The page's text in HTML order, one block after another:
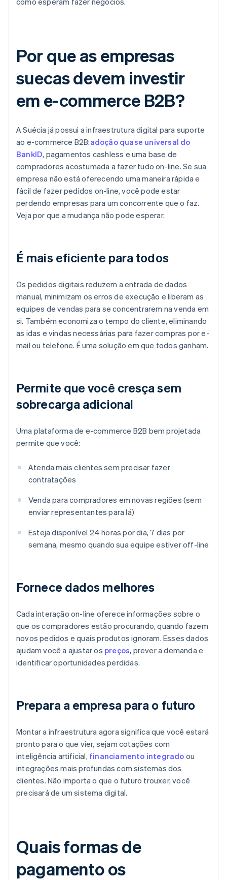
Por que as empresas
suecas devem investir
em e-commerce B2B?
A Suécia já possui a infraestrutura digital para suporte
ao e-commerce B2B:adoção quase universal do
BankID, pagamentos cashless e uma base de
compradores acostumada a fazer tudo on-line. Se sua
empresa não está oferecendo uma maneira rápida e
fácil de fazer pedidos on-line, você pode estar
perdendo empresas para um concorrente que o faz.
Veja por que a mudança não pode esperar.
É mais eficiente para todos
Os pedidos digitais reduzem a entrada de dados
manual, minimizam os erros de execução e liberam as
equipes de vendas para se concentrarem na venda em
si. Também economiza o tempo do cliente, eliminando
as idas e vindas necessárias para fazer compras por e-
mail ou telefone. É uma solução em que todos ganham.
Permite que você cresça sem
sobrecarga adicional
Uma plataforma de e-commerce B2B bem projetada
permite que você:
Atenda mais clientes sem precisar fazer
contratações
Venda para compradores em novas regiões (sem
enviar representantes para lá)
Esteja disponível 24 horas por dia, 7 dias por
semana, mesmo quando sua equipe estiver off-line
Fornece dados melhores
Cada interação on-line oferece informações sobre o
que os compradores estão procurando, quando fazem
novos pedidos e quais produtos ignoram. Esses dados
ajudam você a ajustar os preços, prever a demanda e
identificar oportunidades perdidas.
Prepara a empresa para o futuro
Montar a infraestrutura agora significa que você estará
pronto para o que vier, sejam cotações com
inteligência artificial, financiamento integrado ou
integrações mais profundas com sistemas dos
clientes. Não importa o que o futuro trouxer, você
precisará de um sistema digital.
Quais formas de
pagamento os